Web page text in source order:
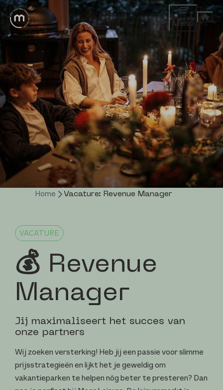
Menu
Home Vacature: Revenue Manager
VACATURE
💰 Revenue
Manager
Jij maximaliseert het succes van
onze partners
Wij zoeken versterking! Heb jij een passie voor slimme
prijsstrategieën en lijkt het je geweldig om
vakantieparken te helpen nóg beter te presteren? Dan